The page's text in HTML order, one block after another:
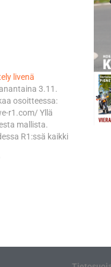
livenä
3.11.
osoitteessa:
r1.com/ Yllä
mallista.
R1:ssä kaikki